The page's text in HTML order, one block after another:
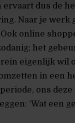
ervaart dus de
Naar je werk
online
het
eigenlijk wil
in een
ons
‘Wat een